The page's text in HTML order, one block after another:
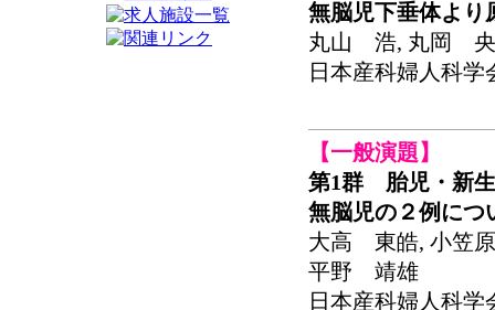
無脳児下垂体より
丸山 浩, 丸岡
日本産科婦人科学
【一般演題】
第1群 胎児・新
無脳児の２例につ
大高 東皓, 小笠
平野 靖雄
日本産科婦人科学